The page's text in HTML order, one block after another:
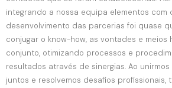
integrando a nossa equipa elementos com
desenvolvimento das parcerias foi quase
conjugar o know-how, as vontades e meios
conjunto, otimizando processos e
resultados através de sinergias. Ao
juntos e resolvemos desafios profissionais,